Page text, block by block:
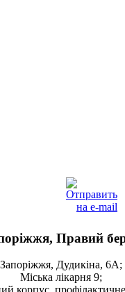
Правий
Запоріжжя, Дудикіна, 6А;
Міська лікарня 9;